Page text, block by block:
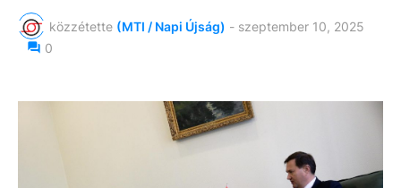
közzétette (MTI / Napi Újság) - szeptember 10, 2025
0